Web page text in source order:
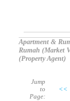
Apartment &
Rumah (Market
(Property Agent)
Jump
to
Page:
<<